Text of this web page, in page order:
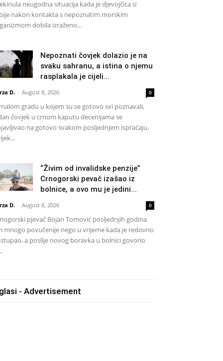
neugodna situacija kada je djevojčica iz
nakon kontakta s nepoznatim morskim
dobila izraženo...
Nepoznati čovjek dolazio je na
svaku sahranu, a istina o njemu
rasplakala je cijeli...
D. - August 8, 2026 0
gradu u kojem su se gotovo svi poznavali,
čovjek u crnom kaputu decenijama se
na gotovo svakom posljednjem ispraćaju,
“Živim od invalidske penzije”
Crnogorski pevač izašao iz
bolnice, a ovo mu je jedini...
D. - August 8, 2026 0
pjevač Bojan Tomović posljednjih godina
mnogo povučenije nego u vrijeme kada je redovno
a poslije novog boravka u bolnici govorio
- Advertisement